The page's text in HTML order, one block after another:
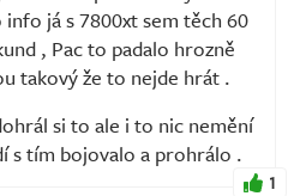
já s 7800xt sem těch 60
, Pac to padalo hrozně
takový že to nejde hrát .
si to ale i to nic nemění
s tím bojovalo a prohrálo .
1